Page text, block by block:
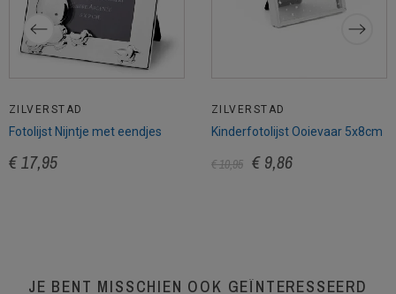
ZILVERSTAD
Fotolijst Nijntje met eendjes
€ 17,95
ZILVERSTAD
Kinderfotolijst Ooievaar 5x8cm
€ 10,95 € 9,86
JE BENT MISSCHIEN OOK GEÏNTERESSEERD